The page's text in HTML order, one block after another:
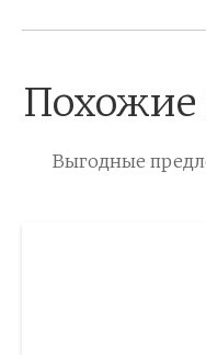
Похожие
Выгодные